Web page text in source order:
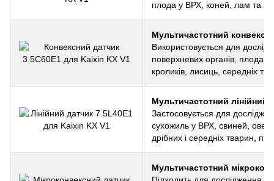
плода у ВРХ, коней, лам та
Мультичастотний
Використовується для
поверхневих органів, плода
кроликів, лисиць, середніх
Мультичастотний лінійний
Застосовується для
сухожиль у ВРХ, свиней,
дрібних і середніх тварин,
Мультичастотний